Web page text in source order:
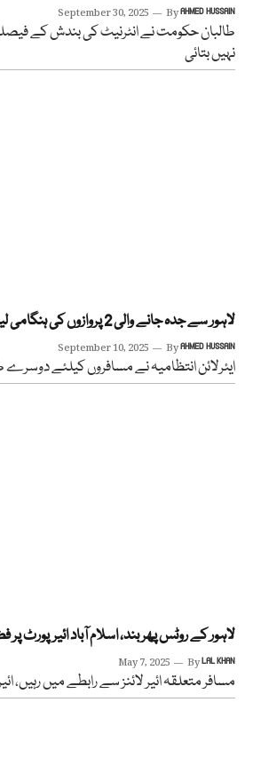
September 30, 2025 ByAHMED HUSSAIN
طالبان حکومت نے انٹرنیٹ کی بندش کے
نہیں بتائی
لاہور سے جدہ جانے والی 2 پروازوں کی ہنگامی لینڈنگ، طیارے گراؤنڈ
September 10, 2025 ByAHMED HUSSAIN
ایئرلائن انتظامیہ نے مسافروں کیلئے دوسرے
لاہور کے روٹس پھر بند، اسلام آباد ائیرپورٹ
May 7, 2025 ByLAL KHAN
مسافر متعلقہ ائیر لائنز سے رابطے میں رہیں،